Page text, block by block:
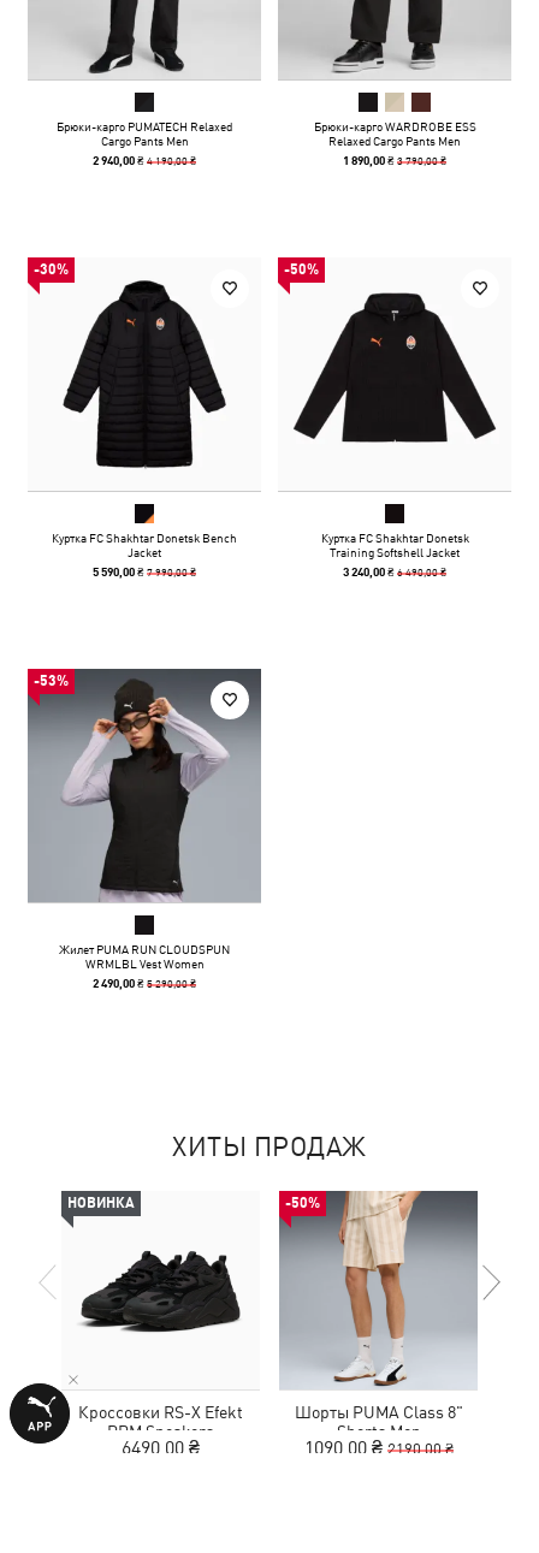
Брюки-карго PUMATECH Relaxed
Cargo Pants Men
2 940,00 ₴4 190,00 ₴
Брюки-карго WARDROBE ESS
Relaxed Cargo Pants Men
1 890,00 ₴3 790,00 ₴
-30%
Куртка FC Shakhtar Donetsk Bench
Jacket
5 590,00 ₴7 990,00 ₴
-50%
Куртка FC Shakhtar Donetsk
Training Softshell Jacket
3 240,00 ₴6 490,00 ₴
-53%
Жилет PUMA RUN CLOUDSPUN
WRMLBL Vest Women
2 490,00 ₴5 290,00 ₴
ХИТЫ ПРОДАЖ
НОВИНКА
Кроссовки RS-X Efekt
PRM Sneakers
6490,00 ₴
-50%
Шорты PUMA Class 8"
Shorts Men
1090,00 ₴ 2190,00 ₴